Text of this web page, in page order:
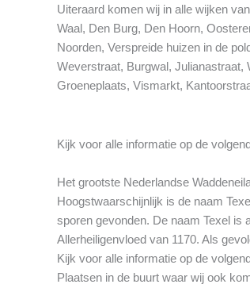
Uiteraard komen wij in alle wijken
Waal, Den Burg, Den Hoorn,
Noorden, Verspreide huizen in de
Weverstraat, Burgwal, Julianastraat,
Groeneplaats, Vismarkt,
Kijk voor alle informatie op de
Het grootste Nederlandse
Hoogstwaarschijnlijk is de naam
sporen gevonden. De naam Texel is
Allerheiligenvloed van 1170. Als
Kijk voor alle informatie op de
Plaatsen in de buurt waar wij ook